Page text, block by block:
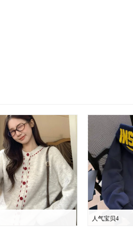
人气宝贝4